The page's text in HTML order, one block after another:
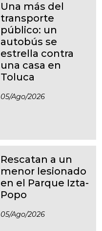
Una más del
transporte
público: un
autobús se
estrella contra
una casa en
Toluca
05/ago/2026
Rescatan a un
menor lesionado
en el Parque Izta-
Popo
05/ago/2026